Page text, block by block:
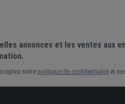
annonces et les ventes aux
notre politique de confidentialité et